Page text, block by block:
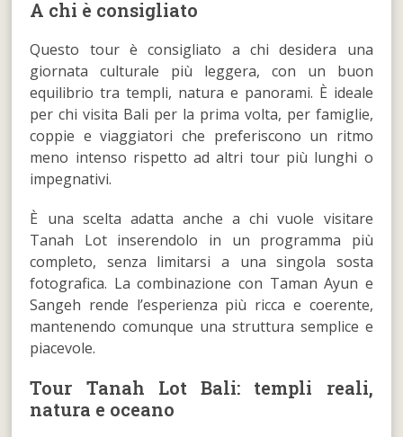
A chi è consigliato
Questo tour è consigliato a chi desidera una
giornata culturale più leggera, con un buon
equilibrio tra templi, natura e panorami. È ideale
per chi visita Bali per la prima volta, per famiglie,
coppie e viaggiatori che preferiscono un ritmo
meno intenso rispetto ad altri tour più lunghi o
impegnativi.
È una scelta adatta anche a chi vuole visitare
Tanah Lot inserendolo in un programma più
completo, senza limitarsi a una singola sosta
fotografica. La combinazione con Taman Ayun e
Sangeh rende l’esperienza più ricca e coerente,
mantenendo comunque una struttura semplice e
piacevole.
Tour Tanah Lot Bali: templi reali,
natura e oceano